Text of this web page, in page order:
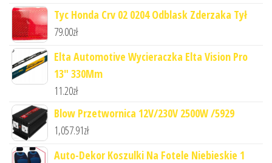
Tyc Honda Crv 02 0204 Odblask Zderzaka Tył
79.00zł
Elta Automotive Wycieraczka Elta Vision Pro
13" 330Mm
11.20zł
Blow Przetwornica 12V/230V 2500W /5929
1,057.91zł
Auto-Dekor Koszulki Na Fotele Niebieskie 1